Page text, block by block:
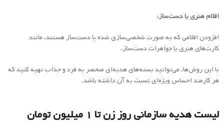
اقلام هنری یا دست‌ساز:
افزودن اقلامی که به صورت شخصی‌سازی شده یا دست‌ساز هستند، مانند
کارت‌های هنری یا جواهرات دست‌ساز.
با این روش‌ها، می‌توانید بسته‌های هدیه‌ای منحصر به فرد و جذاب تهیه کنید که
هر کارمند احساس ویژه‌ای نسبت به آن داشته باشد.
لیست هدیه سازمانی روز زن تا ۱ میلیون تومان